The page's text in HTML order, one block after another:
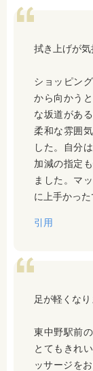
拭き上げが
ショッピン
から向かう
な坂道があ
柔和な雰囲
した。自分
加減の指定
ました。マ
に上手かった
引用
足が軽くなり
東中野駅前
とてもきれ
ッサージを